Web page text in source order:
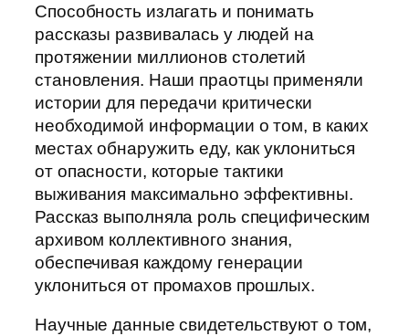
Способность излагать и понимать
рассказы развивалась у людей на
протяжении миллионов столетий
становления. Наши праотцы применяли
истории для передачи критически
необходимой информации о том, в каких
местах обнаружить еду, как уклониться
от опасности, которые тактики
выживания максимально эффективны.
Рассказ выполняла роль специфическим
архивом коллективного знания,
обеспечивая каждому генерации
уклониться от промахов прошлых.
Научные данные свидетельствуют о том,